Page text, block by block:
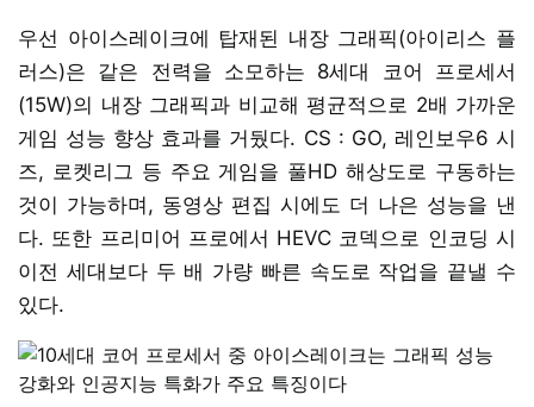
우선 아이스레이크에 탑재된 내장 그래픽(아이리스 플
러스)은 같은 전력을 소모하는 8세대 코어 프로세서
(15W)의 내장 그래픽과 비교해 평균적으로 2배 가까운
게임 성능 향상 효과를 거뒀다. CS : GO, 레인보우6 시
즈, 로켓리그 등 주요 게임을 풀HD 해상도로 구동하는
것이 가능하며, 동영상 편집 시에도 더 나은 성능을 낸
다. 또한 프리미어 프로에서 HEVC 코덱으로 인코딩 시
이전 세대보다 두 배 가량 빠른 속도로 작업을 끝낼 수
있다.